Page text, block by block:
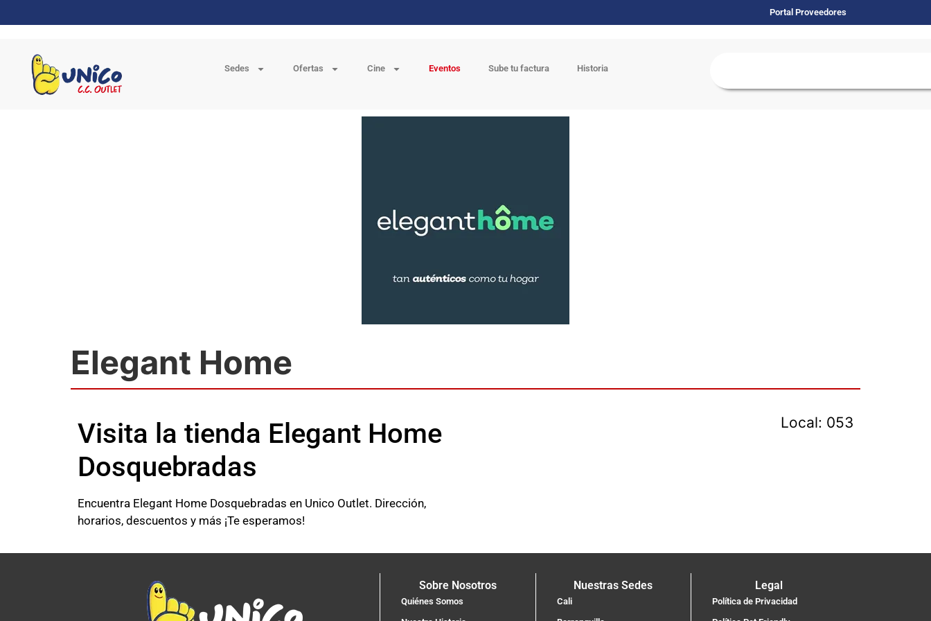
Portal Proveedores
Sedes Ofertas Cine Eventos Sube tu factura Historia
Elegant Home
Visita la tienda Elegant Home
Dosquebradas
Encuentra Elegant Home Dosquebradas en Unico Outlet. Dirección,
horarios, descuentos y más ¡Te esperamos!
Local: 053
Sobre Nosotros
Quiénes Somos
Nuestras Sedes
Cali
Legal
Política de Privacidad